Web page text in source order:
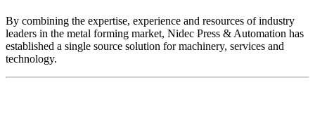
By combining the expertise, experience and resources of industry
leaders in the metal forming market, Nidec Press & Automation has
established a single source solution for machinery, services and
technology.